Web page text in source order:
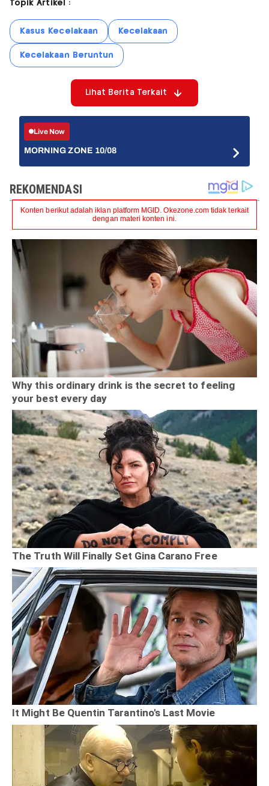
Topik Artikel :
Kasus Kecelakaan Kecelakaan
Kecelakaan Beruntun
Lihat Berita Terkait
Live Now
MORNING ZONE 10/08